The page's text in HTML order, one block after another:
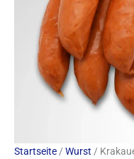
Startseite / Wurst /